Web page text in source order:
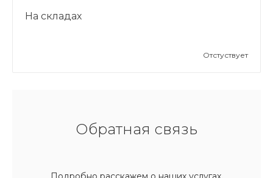
На складах
Отстуствует
Обратная связь